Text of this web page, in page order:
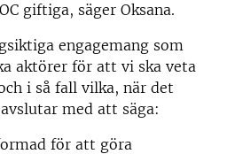
giftiga, säger Oksana.
engagemang som
aktörer för att vi ska veta
i så fall vilka, när det
med att säga:
för att göra